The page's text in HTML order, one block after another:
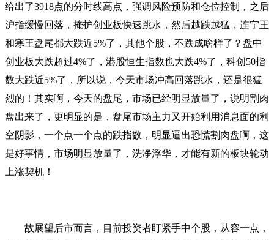
给出了3918点的分时线高点，强调风险预防和仓位控制，之后
沪指缓慢回落，掩护创业板快速跳水，然后越跌越猛，连宁王
和寒王盘尾都大跌近5%了，其他个股，不跌成啥样了？盘中
创业板大跌超过4%了，港股恒生指数也大跌4%了，科创50指
数大跌近5%了，所以说，今天市场冲高回落跳水，还是很猛
烈的！其实啊，今天的盘尾，市场已经明显放量了，说明割肉
盘出来了，更明显的是，盘尾市场主力又开始利用消息面的利
空阴影，一个点一个点的跌指数，明显逼出恐慌割肉盘啊，这
是好事情，市场明显放量了，洗净浮华，才能有新的板块轮动
上涨契机！
故展望后市而言，目前投资者盯紧手中个股，从容一点，